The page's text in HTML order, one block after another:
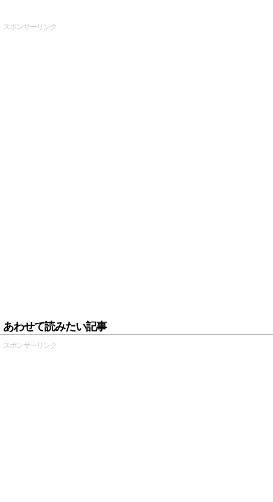
スポンサーリンク
あわせて読みたい記事
スポンサーリンク